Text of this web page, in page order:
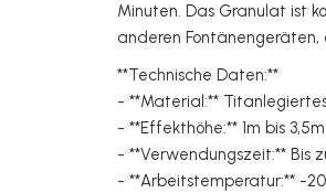
Minuten. Das Granulat ist
anderen
**Technische Daten:**
- **Material:**
- **Effekthöhe:** 1m bis
- **Verwendungszeit:** Bis
- **Arbeitstemperatur:** -20